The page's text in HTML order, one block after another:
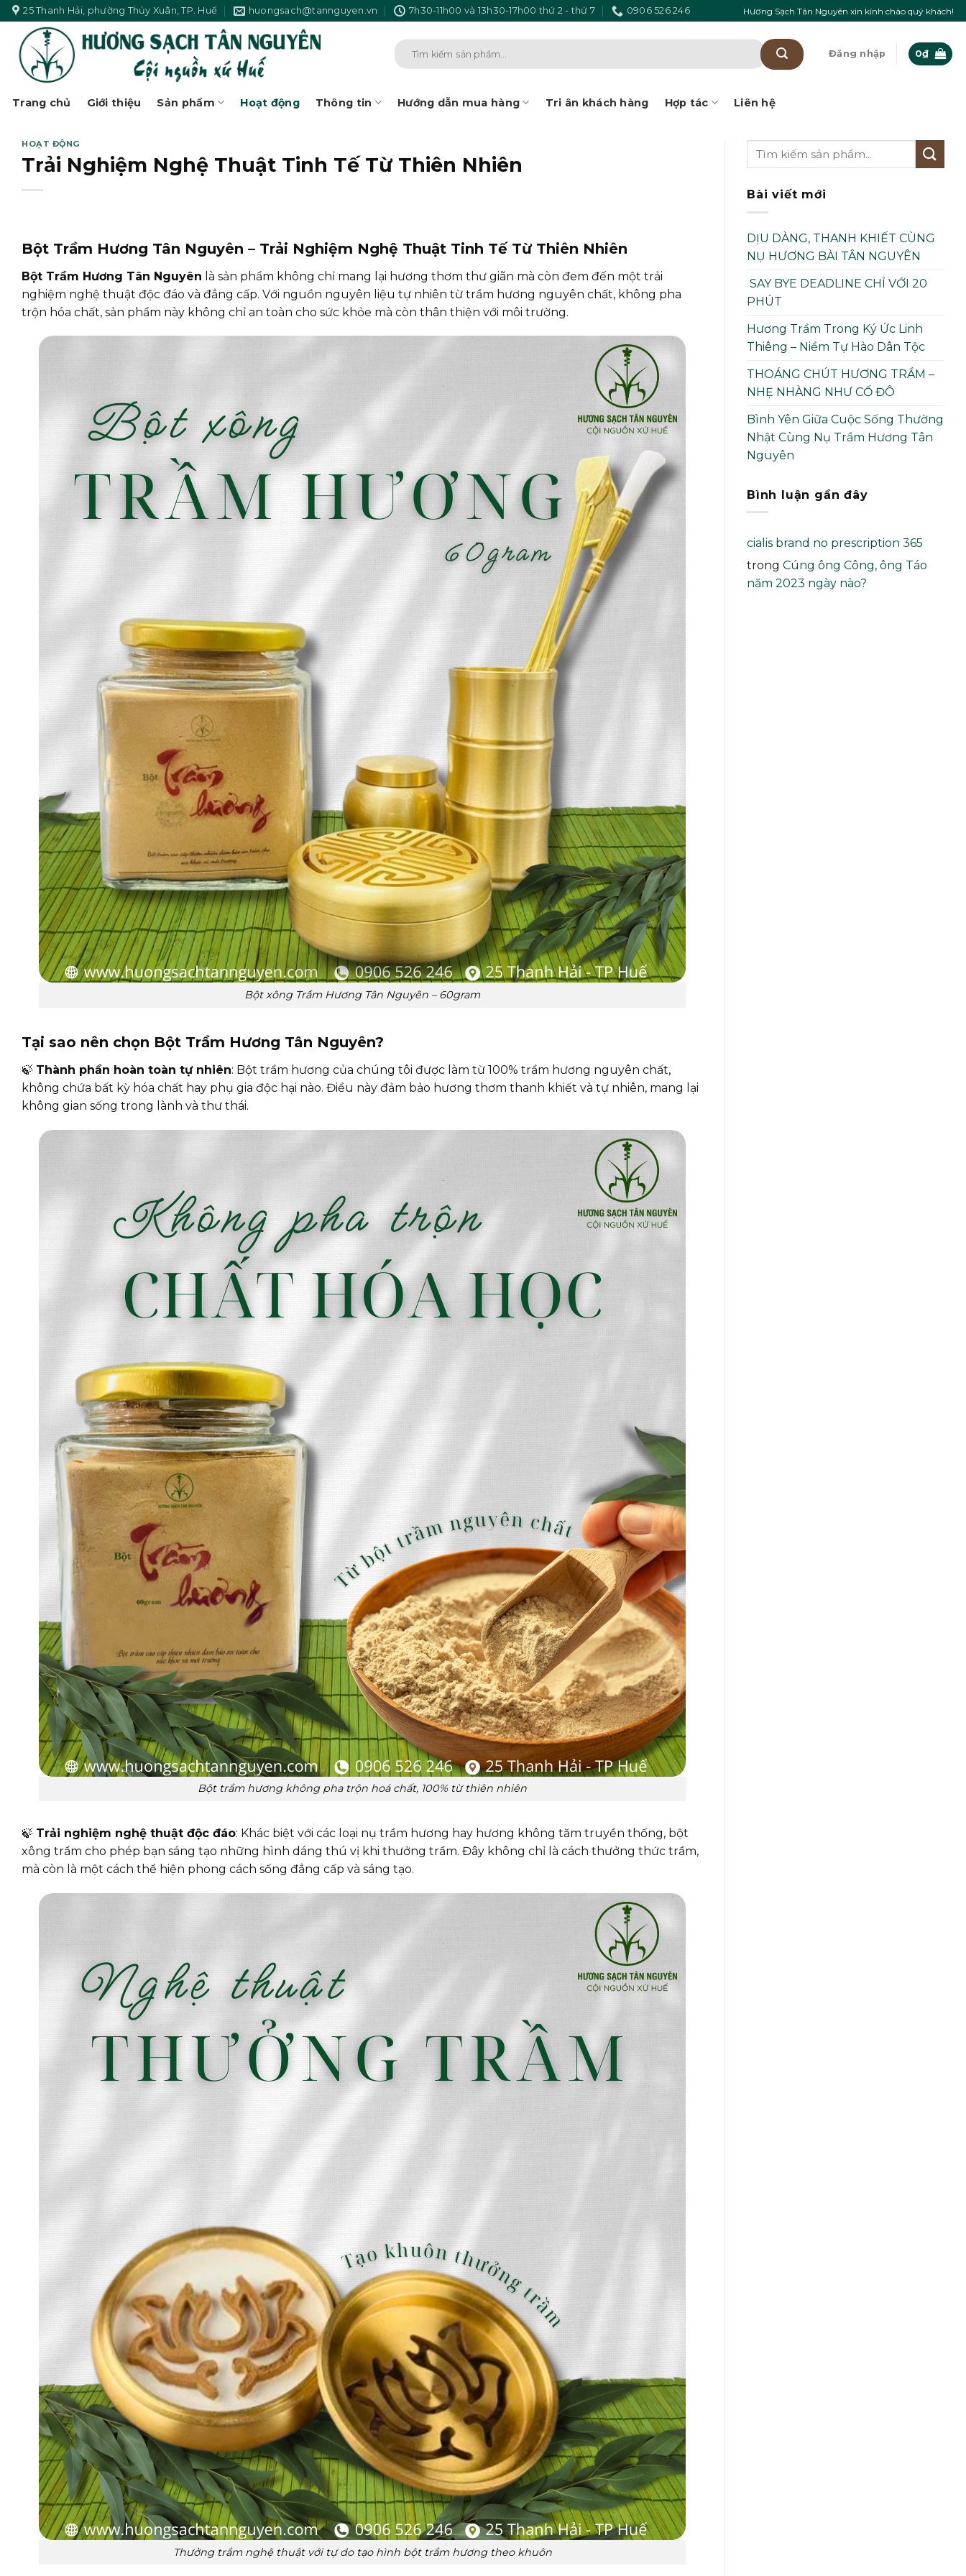
Skip
to
content
25 Thanh Hải, phường Thủy Xuân, TP. Huế huongsach@tannguyen.vn 7h30-11h00 và 13h30-17h00 thứ 2 - thứ 7 0906 526 246 Hương Sạch Tân Nguyên xin kính chào quý khách!
Đăng nhập 0₫
Trang chủ Giới thiệu Sản phẩm Hoạt động Thông tin Hướng dẫn mua hàng Tri ân khách hàng Hợp tác Liên hệ
HOẠT ĐỘNG
Trải Nghiệm Nghệ Thuật Tinh Tế Từ Thiên Nhiên
Bột Trầm Hương Tân Nguyên – Trải Nghiệm Nghệ Thuật Tinh Tế Từ Thiên Nhiên
Bột Trầm Hương Tân Nguyên là sản phẩm không chỉ mang lại hương thơm thư giãn mà còn đem đến một trải
nghiệm nghệ thuật độc đáo và đẳng cấp. Với nguồn nguyên liệu tự nhiên từ trầm hương nguyên chất, không pha
trộn hóa chất, sản phẩm này không chỉ an toàn cho sức khỏe mà còn thân thiện với môi trường.
Bột xông Trầm Hương Tân Nguyên – 60gram
Tại sao nên chọn Bột Trầm Hương Tân Nguyên?
🍃 Thành phần hoàn toàn tự nhiên: Bột trầm hương của chúng tôi được làm từ 100% trầm hương nguyên chất,
không chứa bất kỳ hóa chất hay phụ gia độc hại nào. Điều này đảm bảo hương thơm thanh khiết và tự nhiên, mang lại
không gian sống trong lành và thư thái.
Bột trầm hương không pha trộn hoá chất, 100% từ thiên nhiên
🍃 Trải nghiệm nghệ thuật độc đáo: Khác biệt với các loại nụ trầm hương hay hương không tăm truyền thống, bột
xông trầm cho phép bạn sáng tạo những hình dáng thú vị khi thưởng trầm. Đây không chỉ là cách thưởng thức trầm,
mà còn là một cách thể hiện phong cách sống đẳng cấp và sáng tạo.
Thưởng trầm nghệ thuật với tự do tạo hình bột trầm hương theo khuôn
Bài viết mới
DỊU DÀNG, THANH KHIẾT CÙNG
NỤ HƯƠNG BÀI TÂN NGUYÊN
SAY BYE DEADLINE CHỈ VỚI 20
PHÚT
Hương Trầm Trong Ký Ức Linh
Thiêng – Niềm Tự Hào Dân Tộc
THOÁNG CHÚT HƯƠNG TRẦM –
NHẸ NHÀNG NHƯ CỐ ĐÔ
Bình Yên Giữa Cuộc Sống Thường
Nhật Cùng Nụ Trầm Hương Tân
Nguyên
Bình luận gần đây
cialis brand no prescription 365
trong Cúng ông Công, ông Táo
năm 2023 ngày nào?